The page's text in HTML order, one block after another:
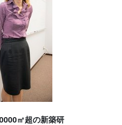
㎡超の新築研